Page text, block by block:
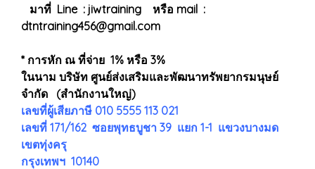
มาที่ Line : jiwtraining หรือ mail :
dtntraining456@gmail.com
* การหัก ณ ที่จ่าย 1% หรือ 3%
ในนาม บริษัท ศูนย์ส่งเสริมและพัฒนาทรัพยากรมนุษย์
จำกัด (สำนักงานใหญ่)
เลขที่ผู้เสียภาษี 010 5555 113 021
เลขที่ 171/162 ซอยพุทธบูชา 39 แยก 1-1 แขวงบางมด
เขตทุ่งครุ
กรุงเทพฯ 10140